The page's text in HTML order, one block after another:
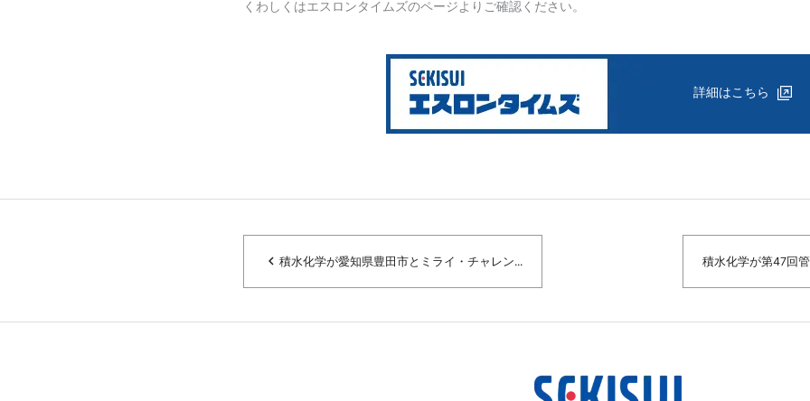
くわしくはエスロンタイムズのページよりご確認ください。
詳細はこちら
navigate_before 積水化学が愛知県豊田市とミライ・チャレン... 積水化学が第47回